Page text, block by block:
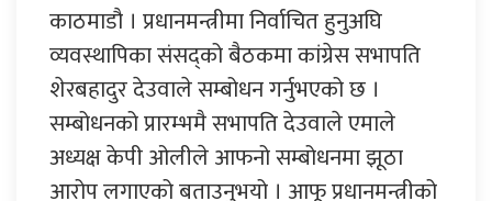
काठमाडौ । प्रधानमन्त्रीमा निर्वाचित हुनुअघि
व्यवस्थापिका संसद्को बैठकमा कांग्रेस सभापति
शेरबहादुर देउवाले सम्बोधन गर्नुभएको छ ।
सम्बोधनको प्रारम्भमै सभापति देउवाले एमाले
अध्यक्ष केपी ओलीले आफनो सम्बोधनमा झूठा
आरोप लगाएको बताउनुभयो । आफू प्रधानमन्त्रीको